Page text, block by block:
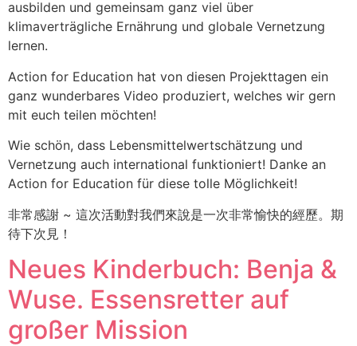
ausbilden und gemeinsam ganz viel über
klimaverträgliche Ernährung und globale Vernetzung
lernen.
Action for Education hat von diesen Projekttagen ein
ganz wunderbares Video produziert, welches wir gern
mit euch teilen möchten!
Wie schön, dass Lebensmittelwertschätzung und
Vernetzung auch international funktioniert! Danke an
Action for Education für diese tolle Möglichkeit!
非常感謝 ~ 這次活動對我們來說是一次非常愉快的經歷。期
待下次見！
Neues Kinderbuch: Benja &
Wuse. Essensretter auf
großer Mission